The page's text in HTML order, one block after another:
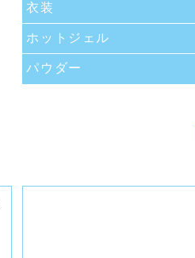
衣装
ホットジェル
パウダー